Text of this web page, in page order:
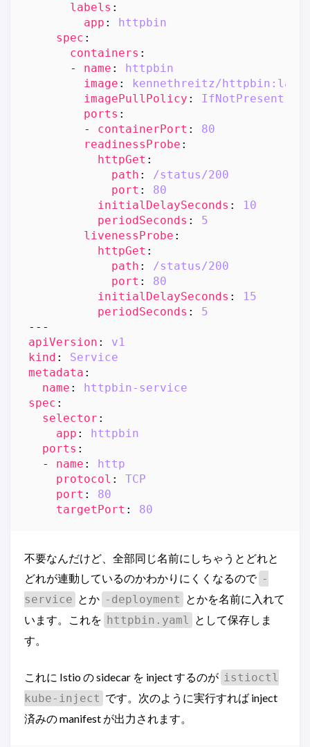
labels :
app :
httpbin
spec :
containers :
- name :
httpbin
image :
kennethreitz/
imagePullPolicy :
IfNotPresent
ports :
- containerPort :
80
readinessProbe :
httpGet :
path :
/status/200
port :
80
initialDelaySeconds :
10
periodSeconds :
5
livenessProbe :
httpGet :
path :
/status/200
port :
80
initialDelaySeconds :
15
periodSeconds :
5
---
apiVersion :
v1
kind :
Service
metadata :
name :
httpbin-service
spec :
selector :
app :
httpbin
ports :
- name :
http
protocol :
TCP
port :
80
targetPort : 80
不要なんだけど、全部同じ名前にしちゃうとどれと
どれが連動しているのかわかりにくくなるので -
service とか -deployment とかを名前に入れて
います。これを httpbin.yaml として保存しま
す。
これに Istio の sidecar を inject するのが istioctl
kube-inject です。次のように実行すれば inject
済みの manifest が出力されます。